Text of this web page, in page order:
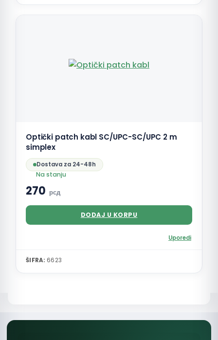
Optički patch kabl SC/UPC-SC/UPC 2 m
simplex
Dostava za 24-48h
Na stanju
270 рсд
DODAJ U KORPU
Uporedi
ŠIFRA: 6623